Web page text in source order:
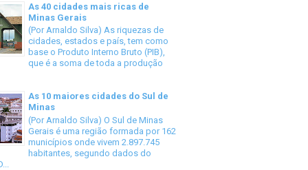
As 40 cidades mais ricas de
Minas Gerais
(Por Arnaldo Silva) As riquezas de
cidades, estados e país, tem como
base o Produto Interno Bruto (PIB),
que é a soma de toda a produção
As 10 maiores cidades do Sul de
Minas
(Por Arnaldo Silva) O Sul de Minas
Gerais é uma região formada por 162
municípios onde vivem 2.897.745
habitantes, segundo dados do